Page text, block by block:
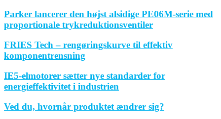
Parker lancerer den højst alsidige PE06M-serie med
proportionale trykreduktionsventiler
FRIES Tech – rengøringskurve til effektiv
komponentrensning
IE5-elmotorer sætter nye standarder for
energieffektivitet i industrien
Ved du, hvornår produktet ændrer sig?